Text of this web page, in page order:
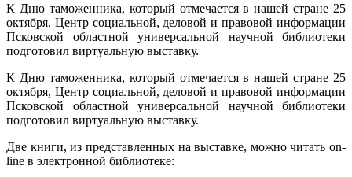
К Дню таможенника, который отмечается в нашей стране 25
октября, Центр социальной, деловой и правовой информации
Псковской областной универсальной научной библиотеки
подготовил виртуальную выставку.
К Дню таможенника, который отмечается в нашей стране 25
октября, Центр социальной, деловой и правовой информации
Псковской областной универсальной научной библиотеки
подготовил виртуальную выставку.
Две книги, из представленных на выставке, можно читать on-
line в электронной библиотеке: